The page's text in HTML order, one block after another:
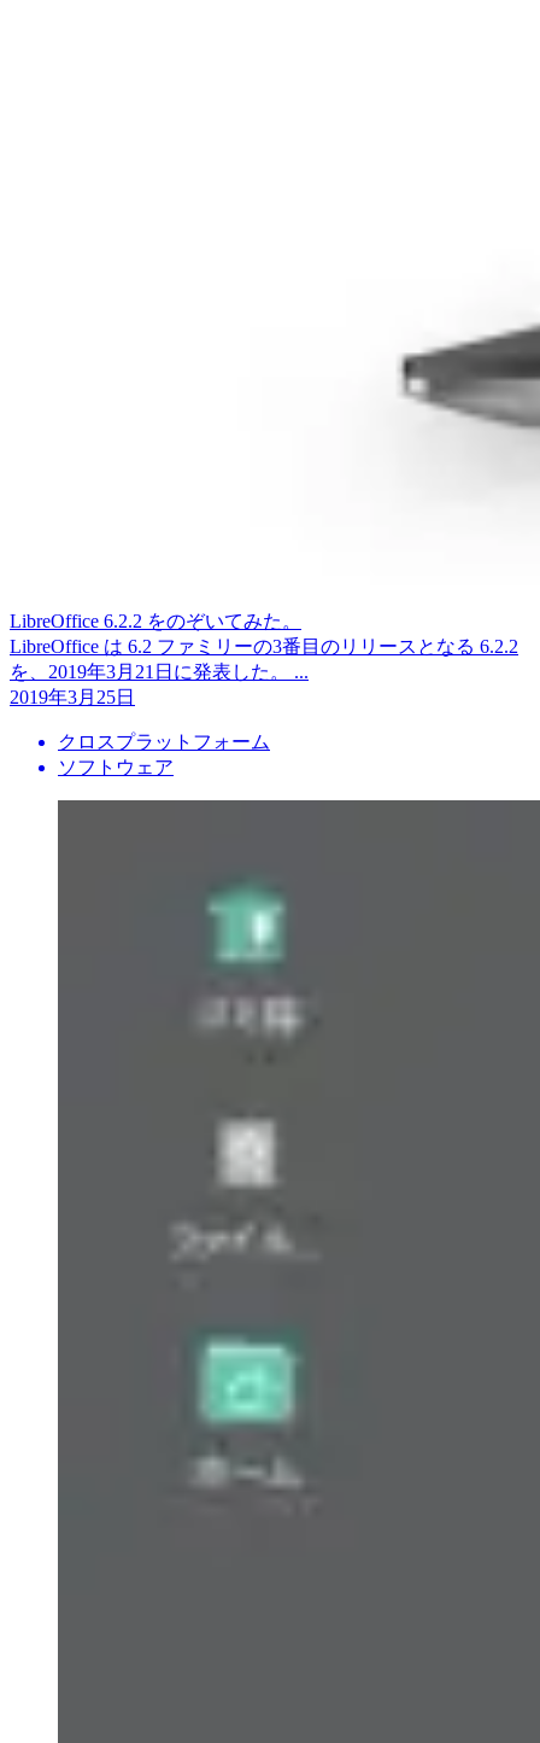
LibreOffice 6.2.2 をのぞいてみた。
LibreOffice は 6.2 ファミリーの3番目のリリースとなる 6.2.2
を、2019年3月21日に発表した。 ...
2019年3月25日
クロスプラットフォーム
ソフトウェア